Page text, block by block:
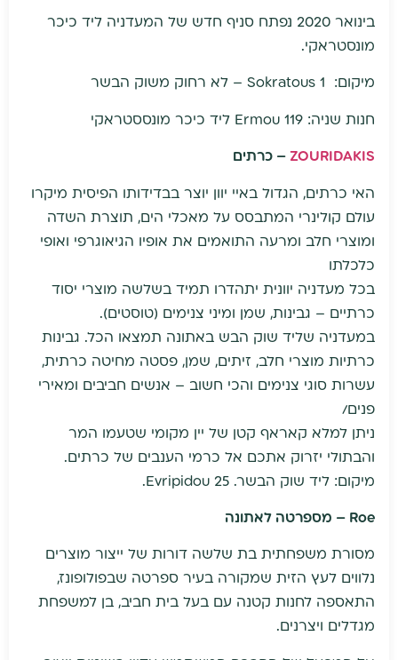
בינואר 2020 נפתח סניף חדש של המעדניה ליד כיכר
מונסטראקי.
מיקום: Sokratous 1 – לא רחוק משוק הבשר
חנות שניה: 119 Ermou ליד כיכר מונססטראקי
ZOURIDAKIS – כרתים
האי כרתים, הגדול באיי יוון יוצר בבדידותו הפיסית מיקרו
עולם קולינרי המתבסס על מאכלי הים, תוצרת השדה
ומוצרי חלב ומרעה התואמים את אופיו הגיאוגרפי ואופי
כלכלתו
בכל מעדניה יוונית יתהדרו תמיד בשלשה מוצרי יסוד
כרתיים – גבינות, שמן ומיני צנימים (טוסטים).
במעדניה שליד שוק הבש באתונה תמצאו הכל. גבינות
כרתיות מוצרי חלב, זיתים, שמן, פסטה מחיטה כרתית,
עשרות סוגי צנימים והכי חשוב – אנשים חביבים ומאירי
פנים/
ניתן למלא קאראף קטן של יין מקומי שטעמו המר
והבתולי יזרוק אתכם אל כרמי הענבים של כרתים.
מיקום: ליד שוק הבשר. Evripidou 25.
Roe – מספרטה לאתונה
מסורת משפחתית בת שלשה דורות של ייצור מוצרים
נלווים לעץ הזית שמקורה בעיר ספרטה שבפולופונז,
התאספה לחנות קטנה עם בעל בית חביב, בן למשפחת
מגדלים ויצרנים.